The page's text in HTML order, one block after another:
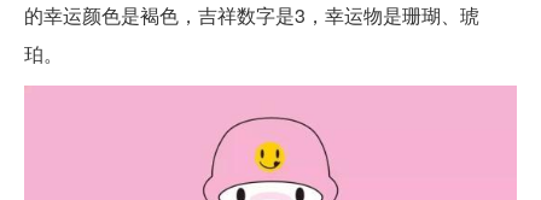
的幸运颜色是褐色，吉祥数字是3，幸运物是珊瑚、琥
珀。